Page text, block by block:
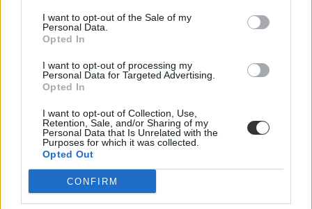
I want to opt-out of the Sale of my
Personal Data.
Opted In
I want to opt-out of processing my
Personal Data for Targeted Advertising.
Opted In
I want to opt-out of Collection, Use,
Retention, Sale, and/or Sharing of my
Personal Data that Is Unrelated with the
Purposes for which it was collected.
Opted Out
CONFIRM